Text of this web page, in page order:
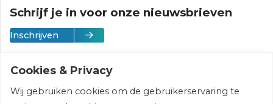
Schrijf je in voor onze nieuwsbrieven
Inschrijven
Cookies & Privacy
Wij gebruiken cookies om de gebruikerservaring te